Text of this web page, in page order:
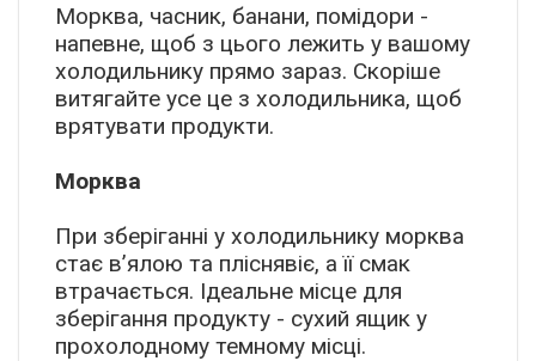
Морква, часник, банани, помідори -
напевне, щоб з цього лежить у вашому
холодильнику прямо зараз. Скоріше
витягайте усе це з холодильника, щоб
врятувати продукти.
Морква
При зберіганні у холодильнику морква
стає в’ялою та пліснявіє, а її смак
втрачається. Ідеальне місце для
зберігання продукту - сухий ящик у
прохолодному темному місці.